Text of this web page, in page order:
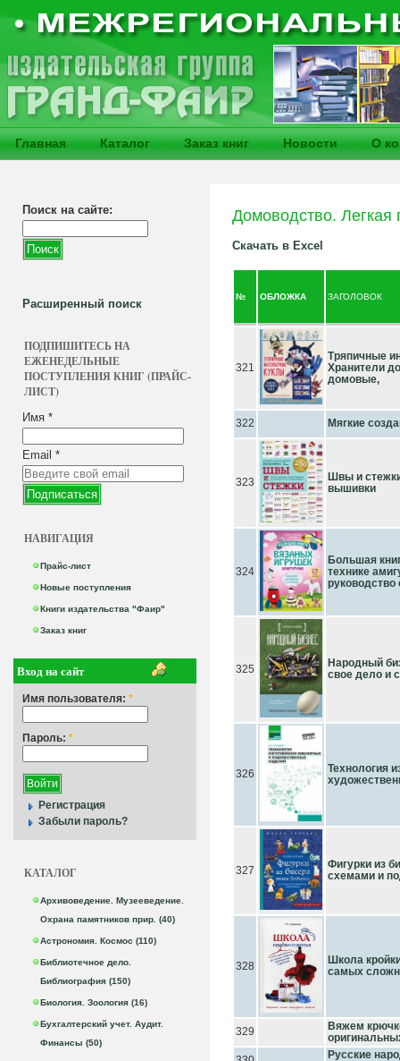
Главная Каталог Заказ книг Новости О
Поиск на сайте:
Расширенный поиск
ПОДПИШИТЕСЬ НА
ЕЖЕНЕДЕЛЬНЫЕ
ПОСТУПЛЕНИЯ КНИГ (ПРАЙС-
ЛИСТ)
Имя *
Email *
НАВИГАЦИЯ
Прайс-лист
Новые поступления
Книги издательства "Фаир"
Заказ книг
Вход на сайт
Имя пользователя: *
Пароль: *
Регистрация
Забыли пароль?
КАТАЛОГ
Архивоведение. Музееведение.
Охрана памятников прир. (40)
Астрономия. Космос (110)
Библиотечное дело.
Библиография (150)
Биология. Зоология (16)
Бухгалтерский учет. Аудит.
Финансы (50)
Домоводство.
Скачать в Excel
№ ОБЛОЖКА ЗАГОЛОВОК
321
Тряпичные
Хранители
домовые,
322 Мягкие
323
Швы и
вышивки
324
Большая
технике
руководство
325
Народный
свое дело и
326
Технология
327
Фигурки из
схемами и
328
Школа
самых
329
Вяжем
Русские